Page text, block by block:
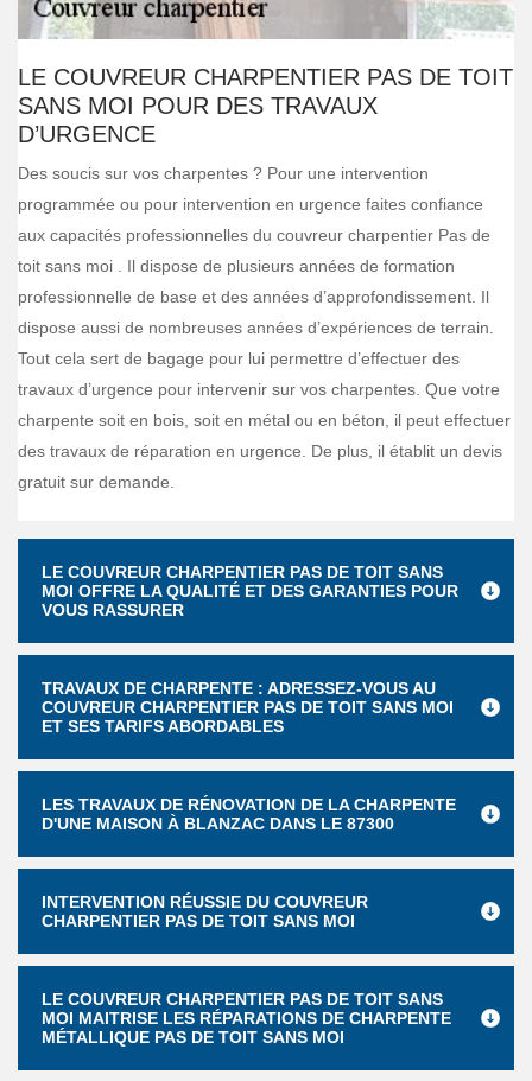
LE COUVREUR CHARPENTIER PAS DE TOIT
SANS MOI POUR DES TRAVAUX
D’URGENCE
Des soucis sur vos charpentes ? Pour une intervention
programmée ou pour intervention en urgence faites confiance
aux capacités professionnelles du couvreur charpentier Pas de
toit sans moi . Il dispose de plusieurs années de formation
professionnelle de base et des années d’approfondissement. Il
dispose aussi de nombreuses années d’expériences de terrain.
Tout cela sert de bagage pour lui permettre d’effectuer des
travaux d’urgence pour intervenir sur vos charpentes. Que votre
charpente soit en bois, soit en métal ou en béton, il peut effectuer
des travaux de réparation en urgence. De plus, il établit un devis
gratuit sur demande.
LE COUVREUR CHARPENTIER PAS DE TOIT SANS
MOI OFFRE LA QUALITÉ ET DES GARANTIES POUR
VOUS RASSURER
TRAVAUX DE CHARPENTE : ADRESSEZ-VOUS AU
COUVREUR CHARPENTIER PAS DE TOIT SANS MOI
ET SES TARIFS ABORDABLES
LES TRAVAUX DE RÉNOVATION DE LA CHARPENTE
D'UNE MAISON À BLANZAC DANS LE 87300
INTERVENTION RÉUSSIE DU COUVREUR
CHARPENTIER PAS DE TOIT SANS MOI
LE COUVREUR CHARPENTIER PAS DE TOIT SANS
MOI MAITRISE LES RÉPARATIONS DE CHARPENTE
MÉTALLIQUE PAS DE TOIT SANS MOI